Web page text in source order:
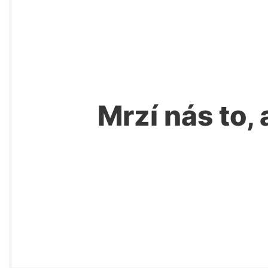
Mrzí nás to,